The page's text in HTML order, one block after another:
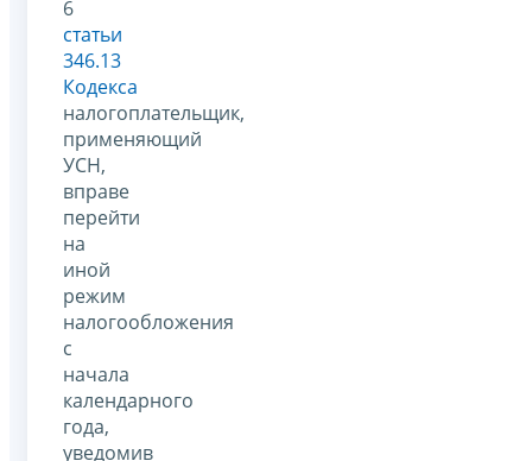
6
статьи
346.13
Кодекса
налогоплательщик,
применяющий
УСН,
вправе
перейти
на
иной
режим
налогообложения
с
начала
календарного
года,
уведомив